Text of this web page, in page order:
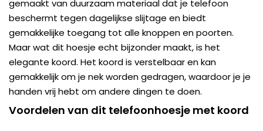
gemaakt van duurzaam materiaal dat je telefoon
beschermt tegen dagelijkse slijtage en biedt
gemakkelijke toegang tot alle knoppen en poorten.
Maar wat dit hoesje echt bijzonder maakt, is het
elegante koord. Het koord is verstelbaar en kan
gemakkelijk om je nek worden gedragen, waardoor je je
handen vrij hebt om andere dingen te doen.
Voordelen van dit telefoonhoesje met koord